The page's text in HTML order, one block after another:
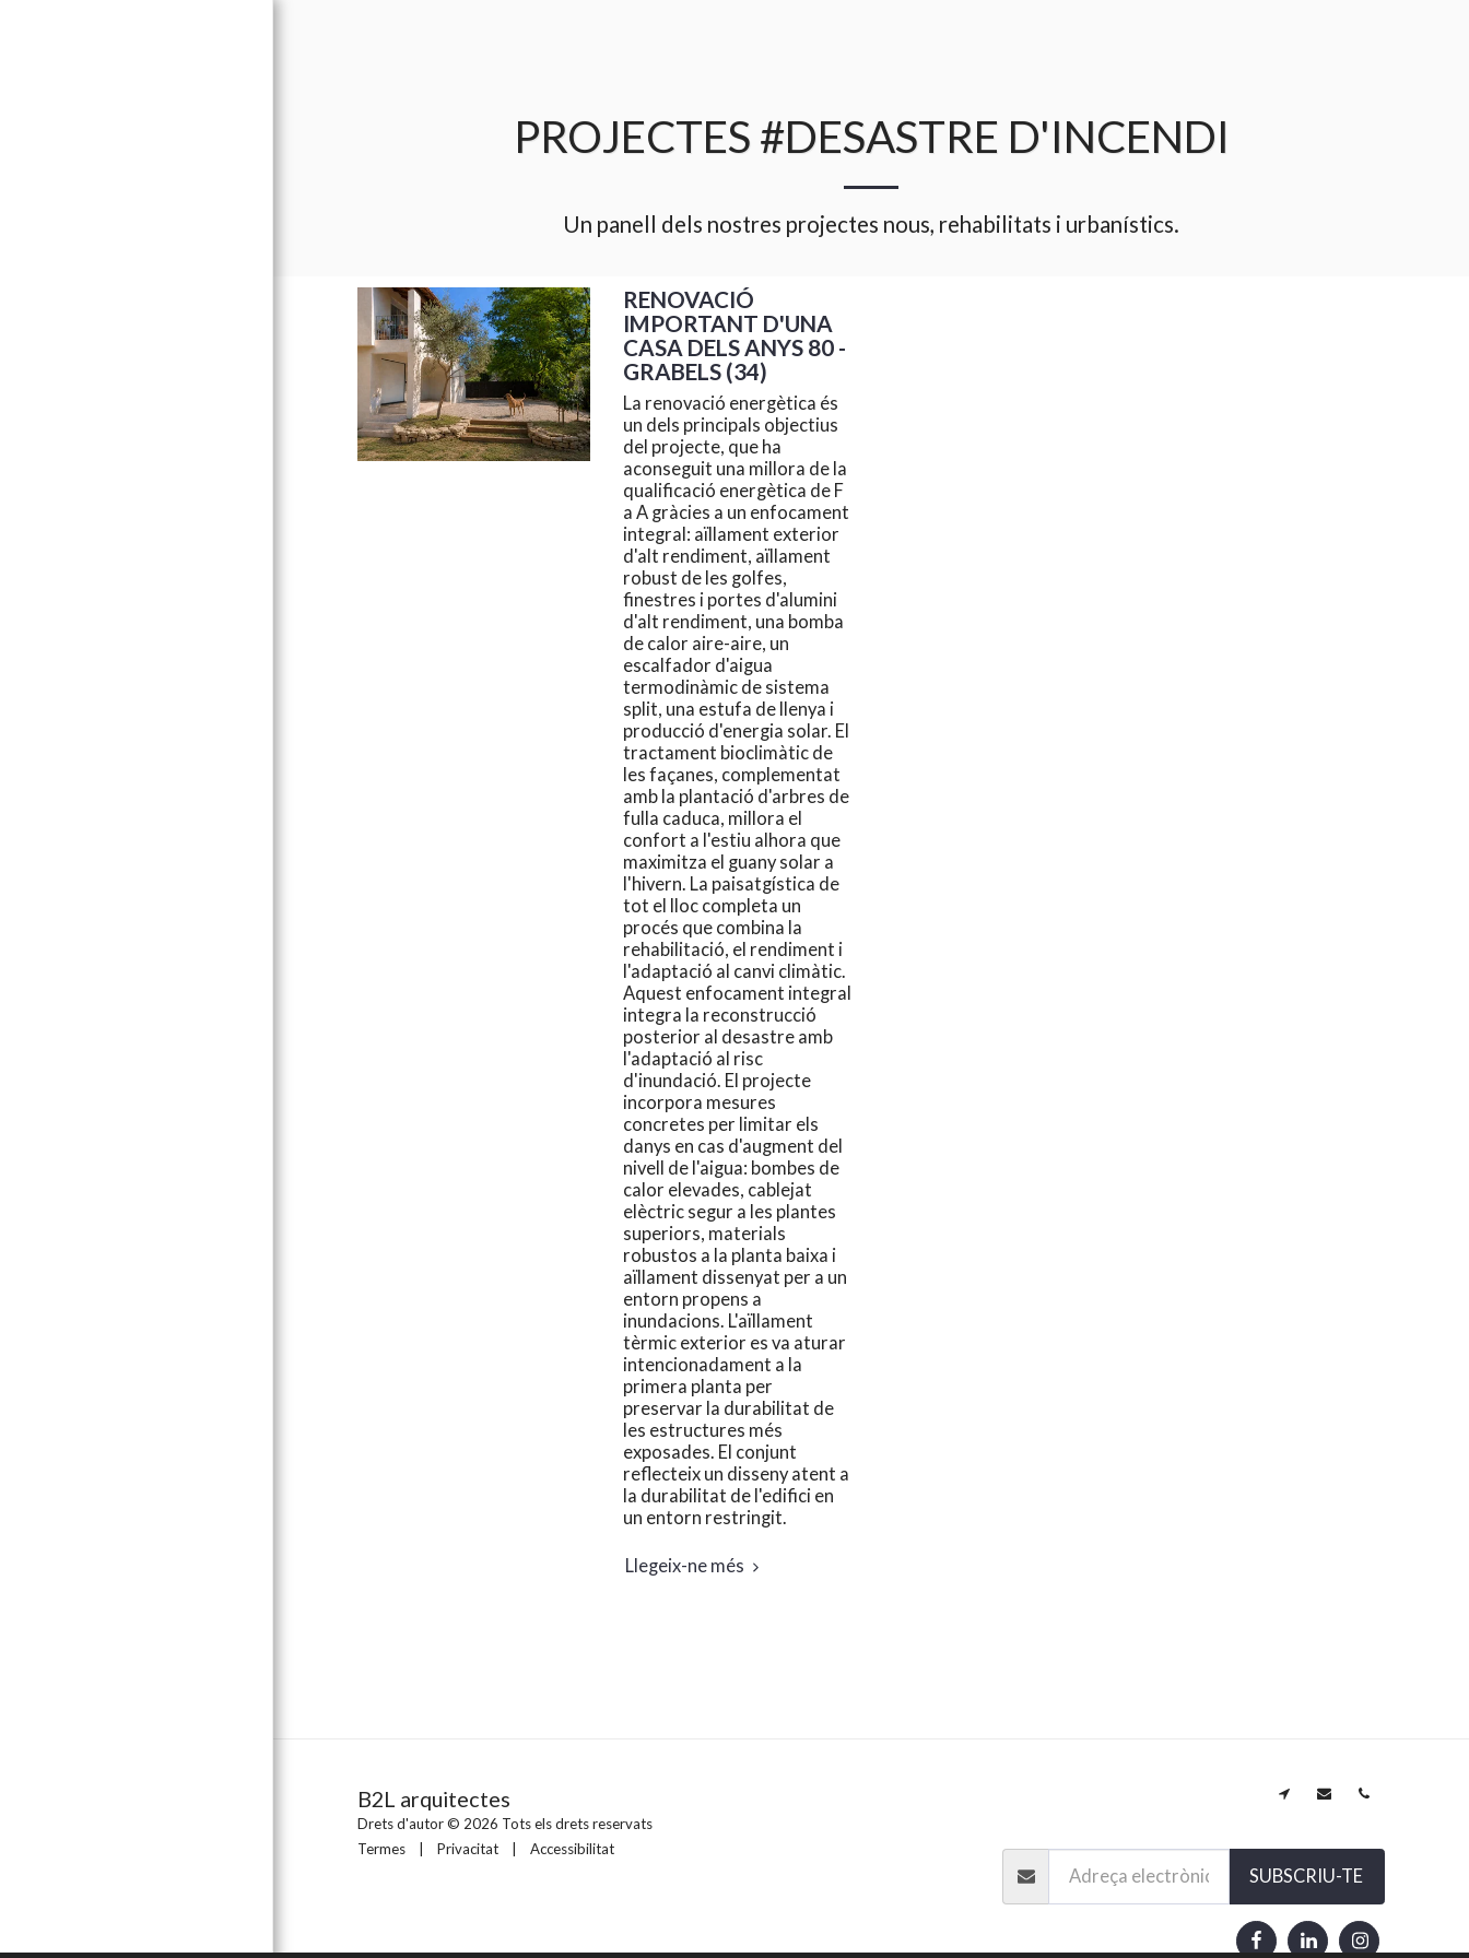
PROJECTES #DESASTRE D'INCENDI
Un panell dels nostres projectes nous, rehabilitats i urbanístics.
RENOVACIÓ
IMPORTANT D'UNA
CASA DELS ANYS 80 -
GRABELS (34)
La renovació energètica és
un dels principals objectius
del projecte, que ha
aconseguit una millora de la
qualificació energètica de F
a A gràcies a un enfocament
integral: aïllament exterior
d'alt rendiment, aïllament
robust de les golfes,
finestres i portes d'alumini
d'alt rendiment, una bomba
de calor aire-aire, un
escalfador d'aigua
termodinàmic de sistema
split, una estufa de llenya i
producció d'energia solar. El
tractament bioclimàtic de
les façanes, complementat
amb la plantació d'arbres de
fulla caduca, millora el
confort a l'estiu alhora que
maximitza el guany solar a
l'hivern. La paisatgística de
tot el lloc completa un
procés que combina la
rehabilitació, el rendiment i
l'adaptació al canvi climàtic.
Aquest enfocament integral
integra la reconstrucció
posterior al desastre amb
l'adaptació al risc
d'inundació. El projecte
incorpora mesures
concretes per limitar els
danys en cas d'augment del
nivell de l'aigua: bombes de
calor elevades, cablejat
elèctric segur a les plantes
superiors, materials
robustos a la planta baixa i
aïllament dissenyat per a un
entorn propens a
inundacions. L'aïllament
tèrmic exterior es va aturar
intencionadament a la
primera planta per
preservar la durabilitat de
les estructures més
exposades. El conjunt
reflecteix un disseny atent a
la durabilitat de l'edifici en
un entorn restringit.
Llegeix-ne més
B2L arquitectes
Drets d'autor © 2026 Tots els drets reservats
Termes
Privacitat Accessibilitat
SUBSCRIU-TE